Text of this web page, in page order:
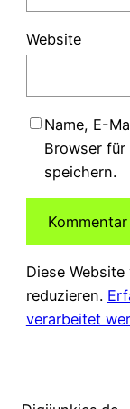
Website
Name, E-
Browser für
speichern.
Diese
reduzieren.
verarbeitet